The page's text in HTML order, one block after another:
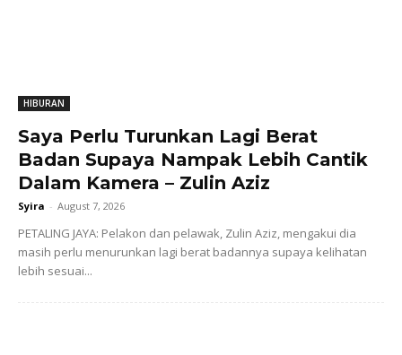
HIBURAN
Saya Perlu Turunkan Lagi Berat
Badan Supaya Nampak Lebih Cantik
Dalam Kamera – Zulin Aziz
Syira - August 7, 2026
PETALING JAYA: Pelakon dan pelawak, Zulin Aziz, mengakui dia
masih perlu menurunkan lagi berat badannya supaya kelihatan
lebih sesuai...